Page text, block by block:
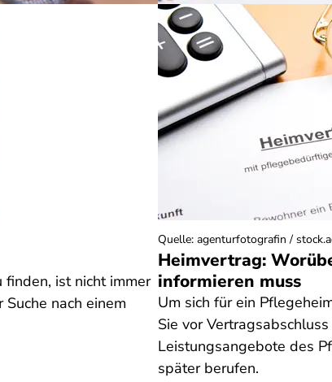
ist nicht immer
nach einem
Heimvertrag:
informieren muss
Um sich für ein
Sie vor
Leistungsangebote des
später berufen.
Quelle: agenturfotografin /